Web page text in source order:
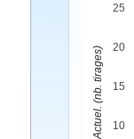
10
15
20
25
Ecart Actuel. (nb. tirages)